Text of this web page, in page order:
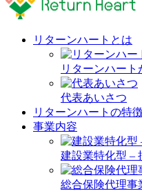
リターンハートとは
リターンハート
代表あいさつ
リターンハートの特
事業内容
建設業特化型 –
総合保険代理事